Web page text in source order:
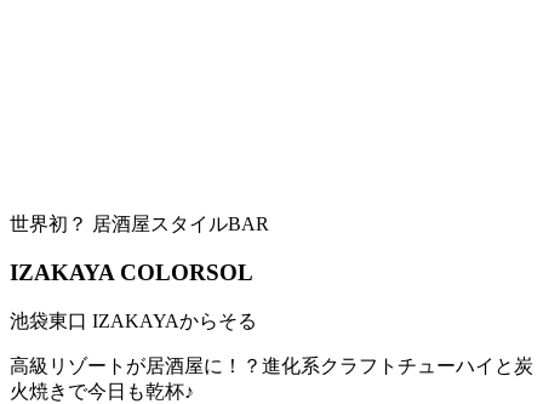
世界初？ 居酒屋スタイルBAR
IZAKAYA COLORSOL
池袋東口 IZAKAYAからそる
高級リゾートが居酒屋に！？進化系クラフトチューハイと炭
火焼きで今日も乾杯♪